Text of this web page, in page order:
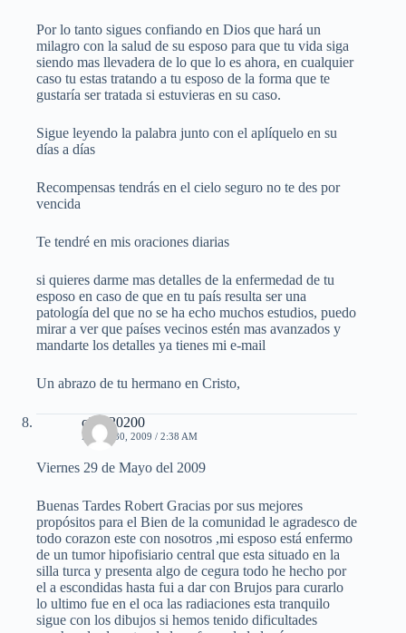
Por lo tanto sigues confiando en Dios que hará un
milagro con la salud de su esposo para que tu vida siga
siendo mas llevadera de lo que lo es ahora, en cualquier
caso tu estas tratando a tu esposo de la forma que te
gustaría ser tratada si estuvieras en su caso.
Sigue leyendo la palabra junto con el aplíquelo en su
días a días
Recompensas tendrás en el cielo seguro no te des por
vencida
Te tendré en mis oraciones diarias
si quieres darme mas detalles de la enfermedad de tu
esposo en caso de que en tu país resulta ser una
patología del que no se ha echo muchos estudios, puedo
mirar a ver que países vecinos estén mas avanzados y
mandarte los detalles ya tienes mi e-mail
Un abrazo de tu hermano en Cristo,
cielo20200
MAYO 30, 2009 / 2:38 AM
Viernes 29 de Mayo del 2009
Buenas Tardes Robert Gracias por sus mejores
propósitos para el Bien de la comunidad le agradesco de
todo corazon este con nosotros ,mi esposo está enfermo
de un tumor hipofisiario central que esta situado en la
silla turca y presenta algo de cegura todo he hecho por
el a escondidas hasta fui a dar con Brujos para curarlo
lo ultimo fue en el oca las radiaciones esta tranquilo
sigue con los dibujos si hemos tenido dificultades